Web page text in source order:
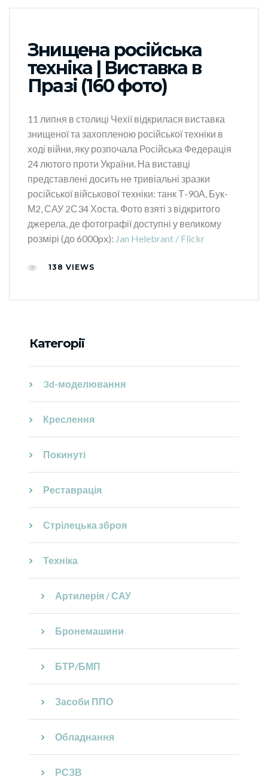
Знищена російська
техніка | Виставка в
Празі (160 фото)
11 липня в столиці Чехії відкрилася виставка
знищеної та захопленою російської техніки в
ході війни, яку розпочала Російська Федерація
24 лютого проти України. На виставці
представлені досить не тривіальні зразки
російської військової техніки: танк Т-90А, Бук-
М2, САУ 2С34 Хоста. Фото взяті з відкритого
джерела, де фотографії доступні у великому
розмірі (до 6000px): Jan Helebrant / Flickr
138 VIEWS
Категорії
3d-моделювання
Креслення
Покинуті
Реставрація
Стрілецька зброя
Техніка
Артилерія / САУ
Бронемашини
БТР/БМП
Засоби ППО
Обладнання
РСЗВ